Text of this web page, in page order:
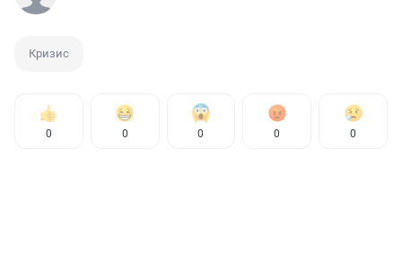
Кризис
0 0 0 0 0